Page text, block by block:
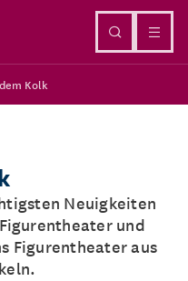
Kolk
Neuigkeiten
und
Figurentheater aus